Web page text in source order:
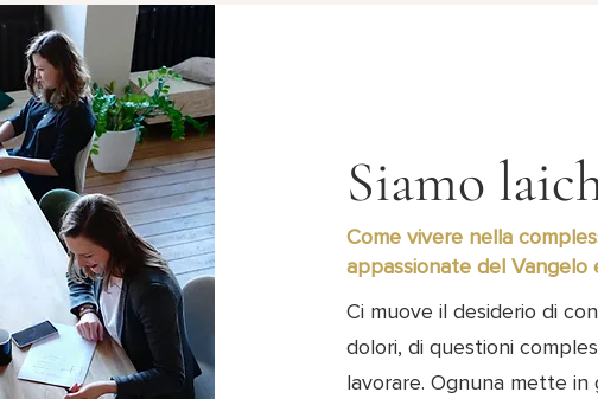
Siamo
Come vivere nella
appassionate del Vangelo
Ci muove il desiderio di
dolori, di questioni
lavorare. Ognuna mette